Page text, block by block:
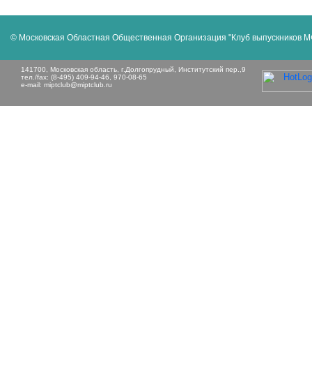
© Московская Областная Общественная Организация "Клуб выпускников
141700, Московская область, г.Долгопрудный, Институтский пер.,9
тел./fax: (8-495) 409-94-46, 970-08-65
e-mail: miptclub@miptclub.ru